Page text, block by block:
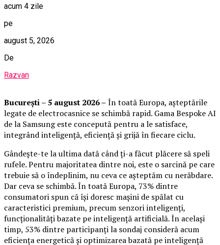
acum 4 zile
pe
august 5, 2026
De
Razvan
București – 5 august 2026 – În toată Europa, așteptările
legate de electrocasnice se schimbă rapid. Gama Bespoke AI
de la Samsung este concepută pentru a le satisface,
integrând inteligență, eficiență și grijă în fiecare ciclu.
Gândește-te la ultima dată când ți-a făcut plăcere să speli
rufele. Pentru majoritatea dintre noi, este o sarcină pe care
trebuie să o îndeplinim, nu ceva ce așteptăm cu nerăbdare.
Dar ceva se schimbă. În toată Europa, 73% dintre
consumatori spun că își doresc mașini de spălat cu
caracteristici premium, precum senzori inteligenți,
funcționalități bazate pe inteligență artificială. În același
timp, 53% dintre participanți la sondaj consideră acum
eficiența energetică și optimizarea bazată pe inteligență